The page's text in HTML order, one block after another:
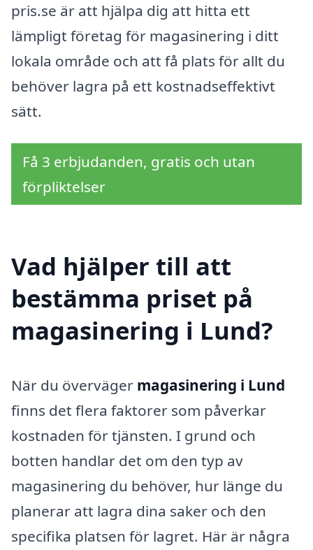
pris.se är att hjälpa dig att hitta ett
lämpligt företag för magasinering i ditt
lokala område och att få plats för allt du
behöver lagra på ett kostnadseffektivt
sätt.
Få 3 erbjudanden, gratis och utan
förpliktelser
Vad hjälper till att
bestämma priset på
magasinering i Lund?
När du överväger magasinering i Lund
finns det flera faktorer som påverkar
kostnaden för tjänsten. I grund och
botten handlar det om den typ av
magasinering du behöver, hur länge du
planerar att lagra dina saker och den
specifika platsen för lagret. Här är några